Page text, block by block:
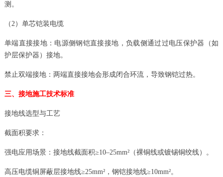
测。
（2）单芯铠装电缆
单端直接接地：电源侧钢铠直接接地，负载侧通过过电压保护器（如
护层保护器）接地。
禁止双端接地：两端直接接地会形成闭合环流，导致钢铠过热。
三、接地施工技术标准
接地线选型与工艺
截面积要求：
强电应用场景：接地线截面积≥10–25mm²（裸铜线或镀锡铜绞线）。
高压电缆铜屏蔽层接地线≥25mm²，钢铠接地线≥10mm²。